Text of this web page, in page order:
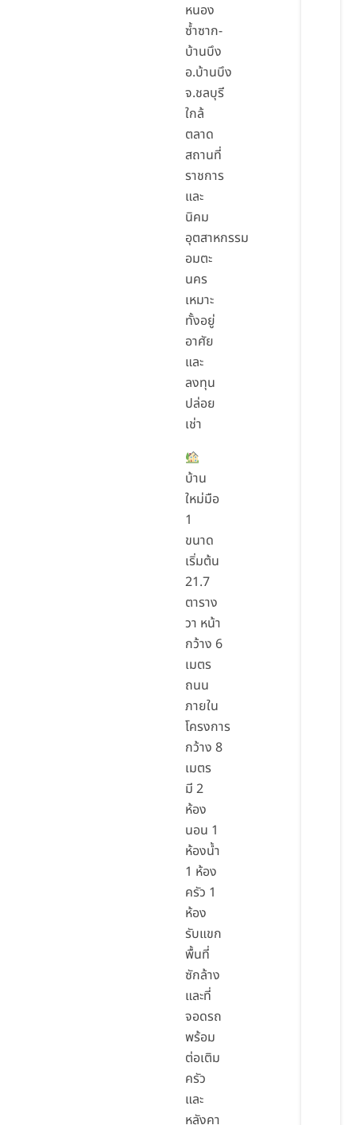
หนอง
ซ้ำซาก-
บ้านบึง
อ.บ้านบึง
จ.ชลบุรี
ใกล้
ตลาด
สถานที่
ราชการ
และ
นิคม
อุตสาหกรรม
อมตะ
นคร
เหมาะ
ทั้งอยู่
อาศัย
และ
ลงทุน
ปล่อย
เช่า
บ้าน
ใหม่มือ
1
ขนาด
เริ่มต้น
21.7
ตาราง
วา หน้า
กว้าง 6
เมตร
ถนน
ภายใน
โครงการ
กว้าง 8
เมตร
มี 2
ห้อง
นอน 1
ห้องน้ำ
1 ห้อง
ครัว 1
ห้อง
รับแขก
พื้นที่
ซักล้าง
และที่
จอดรถ
พร้อม
ต่อเติม
ครัว
และ
หลังคา